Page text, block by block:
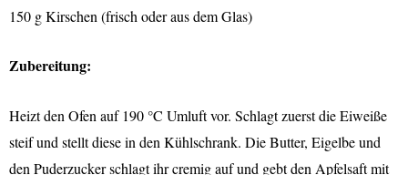
150 g Kirschen (frisch oder aus dem Glas)
Zubereitung:
Heizt den Ofen auf 190 °C Umluft vor. Schlagt zuerst die Eiweiße
steif und stellt diese in den Kühlschrank. Die Butter, Eigelbe und
den Puderzucker schlagt ihr cremig auf und gebt den Apfelsaft mit